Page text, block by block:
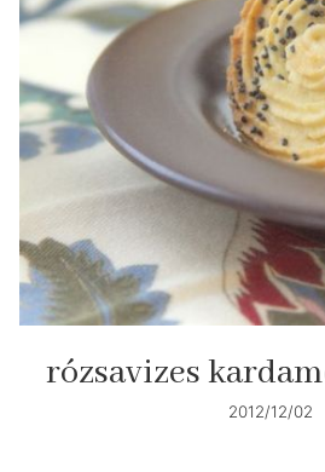
rózsavizes
2012/12/02